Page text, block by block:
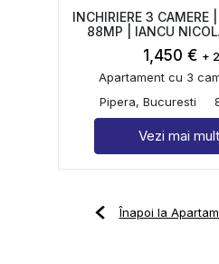
INCHIRIERE 3 CAMERE
88MP | IANCU
1,450 € +
Apartament cu 3
Pipera, Bucuresti
Vezi mai
Înapoi la